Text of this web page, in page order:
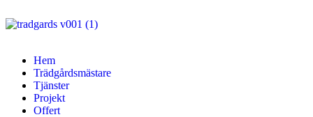
Hem
Trädgårdsmästare
Tjänster
Projekt
Offert